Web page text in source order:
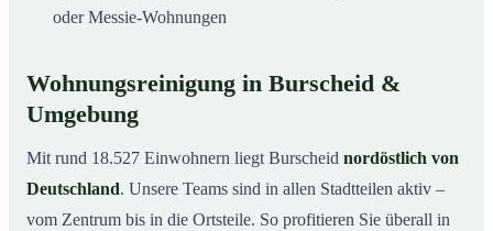
oder Messie-Wohnungen
Wohnungsreinigung in Burscheid &
Umgebung
Mit rund 18.527 Einwohnern liegt Burscheid nordöstlich von
Deutschland. Unsere Teams sind in allen Stadtteilen aktiv –
vom Zentrum bis in die Ortsteile. So profitieren Sie überall in